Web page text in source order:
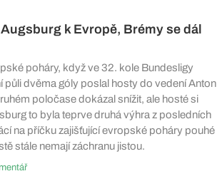
k Evropě, Brémy se dál
poháry, když ve 32. kole Bundesligy
půli dvěma góly poslal hosty do vedení Anton
poločase dokázal snížit, ale hosté si
to byla teprve druhá výhra z posledních
na příčku zajišťující evropské poháry pouhé
stále nemají záchranu jistou.